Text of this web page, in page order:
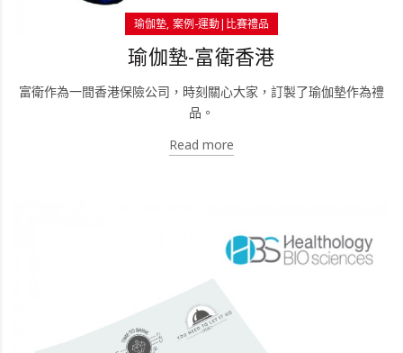
瑜伽墊 案例-運動|比賽禮品
瑜伽墊-富衛香港
富衛作為一間香港保險公司，時刻關心大家，訂製了瑜伽墊作為禮
品。
Read more